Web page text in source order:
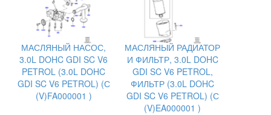
МАСЛЯНЫЙ НАСОС,
3.0L DOHC GDI SC V6
PETROL (3.0L DOHC
GDI SC V6 PETROL) (С
(V)FA000001 )
МАСЛЯНЫЙ РАДИАТОР
И ФИЛЬТР, 3.0L DOHC
GDI SC V6 PETROL,
ФИЛЬТР (3.0L DOHC
GDI SC V6 PETROL) (С
(V)EA000001 )